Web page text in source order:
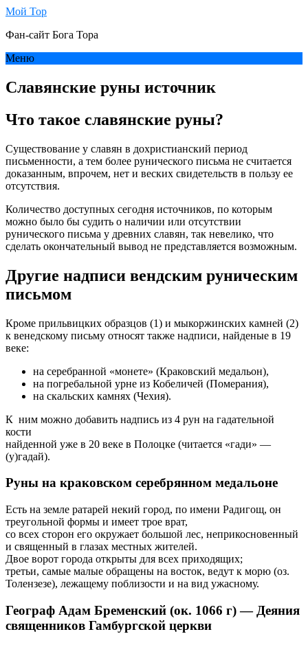
Мой Тор
Фан-сайт Бога Тора
Меню
Славянские руны источник
Что такое славянские руны?
Существование у славян в дохристианский период
письменности, а тем более рунического письма не считается
доказанным, впрочем, нет и веских свидетельств в пользу ее
отсутствия.
Количество доступных сегодня источников, по которым
можно было бы судить о наличии или отсутствии
рунического письма у древних славян, так невелико, что
сделать окончательный вывод не представляется возможным.
Другие надписи вендским руническим
письмом
Кроме прильвицких образцов (1) и мыкоржинских камней (2)
к венедскому письму относят также надписи, найденые в 19
веке:
на серебранной «монете» (Краковский медальон),
на погребальной урне из Кобеличей (Померания),
на скальских камнях (Чехия).
К ним можно добавить надпись из 4 рун на гадательной
кости
найденной уже в 20 веке в Полоцке (читается «гади» —
(у)гадай).
Руны на краковском серебрянном медальоне
Есть на земле ратарей некий город, по имени Радигощ, он
треугольной формы и имеет трое врат,
со всех сторон его окружает большой лес, неприкосновенный
и священный в глазах местных жителей.
Двое ворот города открыты для всех приходящих;
третьи, самые малые обращены на восток, ведут к морю (оз.
Толензезе), лежащему поблизости и на вид ужасному.
Географ Адам Бременский (ок. 1066 г) — Деяния
священников Гамбургской церкви